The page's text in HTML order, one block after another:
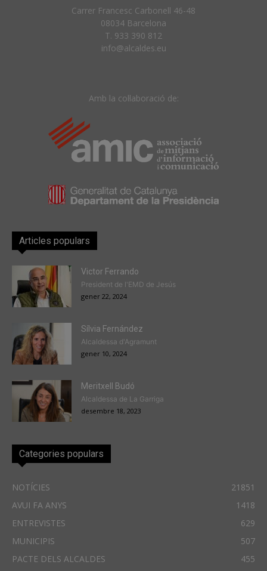
Carrer Francesc Carbonell 46-48
08034 Barcelona
T. 933 390 812
info@alcaldes.eu
Amb la col·laboració de:
Articles populars
Victor Ferrando
President de l'EMD de Jesús
gener 22, 2024
Sílvia Fernández
Alcaldessa d'Agramunt
gener 10, 2024
Meritxell Budó
Alcaldessa de La Garriga
desembre 18, 2023
Categories populars
NOTÍCIES
21851
AVUI FA ANYS
1418
ENTREVISTES
629
MUNICIPIS
507
PACTE DELS ALCALDES
455